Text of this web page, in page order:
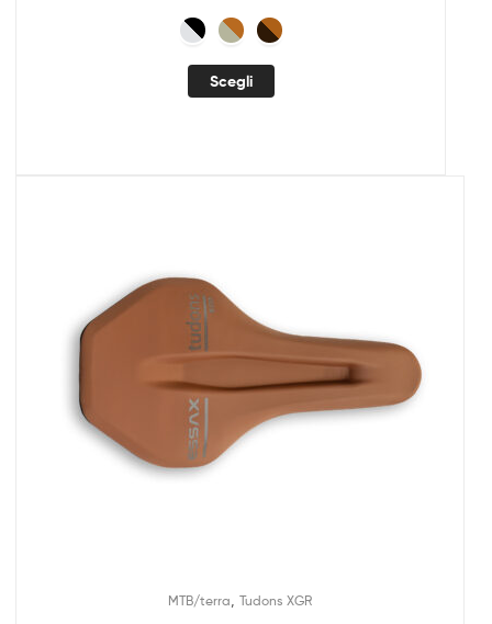
Scegli
MTB/terra Tudons XGR